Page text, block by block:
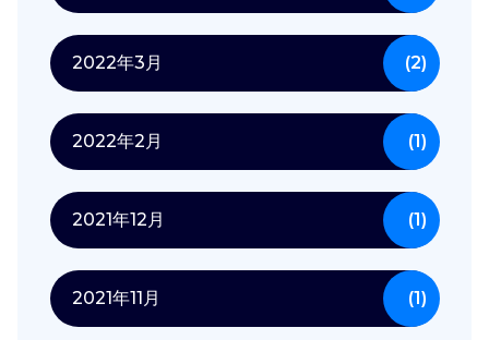
2022年3月 (2)
2022年2月 (1)
2021年12月 (1)
2021年11月 (1)